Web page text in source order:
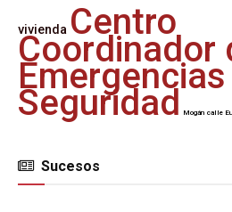
vivienda Centro
Coordinador
Seguridad Mogán calle
Sucesos
SUCESOS